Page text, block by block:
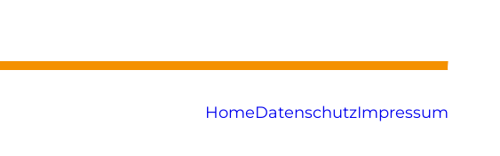
HomeDatenschutzImpressum